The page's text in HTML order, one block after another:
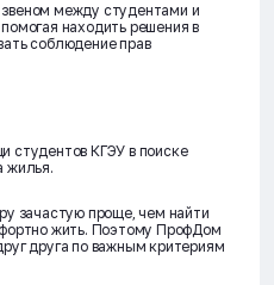
между студентами и
находить решения в
соблюдение прав
студентов КГЭУ в поиске
жилья.
зачастую проще, чем найти
жить. Поэтому ПрофДом
друга по важным критериям